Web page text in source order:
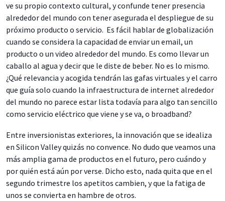
ve su propio contexto cultural, y confunde tener presencia
alrededor del mundo con tener asegurada el despliegue de su
próximo producto o servicio. Es fácil hablar de globalización
cuando se considera la capacidad de enviar un email, un
producto o un video alrededor del mundo. Es como llevar un
caballo al agua y decir que le diste de beber. No es lo mismo.
¿Qué relevancia y acogida tendrán las gafas virtuales y el carro
que guía solo cuando la infraestructura de internet alrededor
del mundo no parece estar lista todavía para algo tan sencillo
como servicio eléctrico que viene y se va, o broadband?
Entre inversionistas exteriores, la innovación que se idealiza
en Silicon Valley quizás no convence. No dudo que veamos una
más amplia gama de productos en el futuro, pero cuándo y
por quién está aún por verse. Dicho esto, nada quita que en el
segundo trimestre los apetitos cambien, y que la fatiga de
unos se convierta en hambre de otros.